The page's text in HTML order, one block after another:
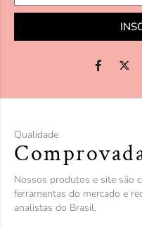
Qualidade
Nossos produtos e site são
ferramentas do mercado e
analistas do Brasil.